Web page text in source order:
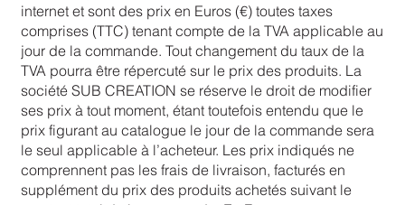
internet et sont des prix en Euros (€) toutes taxes
comprises (TTC) tenant compte de la TVA applicable au
jour de la commande. Tout changement du taux de la
TVA pourra être répercuté sur le prix des produits. La
société SUB CREATION se réserve le droit de modifier
ses prix à tout moment, étant toutefois entendu que le
prix figurant au catalogue le jour de la commande sera
le seul applicable à l’acheteur. Les prix indiqués ne
comprennent pas les frais de livraison, facturés en
supplément du prix des produits achetés suivant le